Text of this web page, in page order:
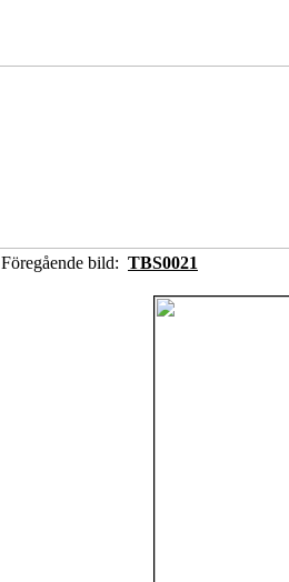
Föregående bild: TBS0021